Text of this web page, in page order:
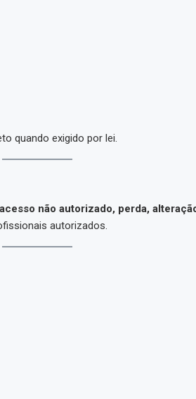
quando exigido por lei.
acesso não autorizado, perda,
autorizados.